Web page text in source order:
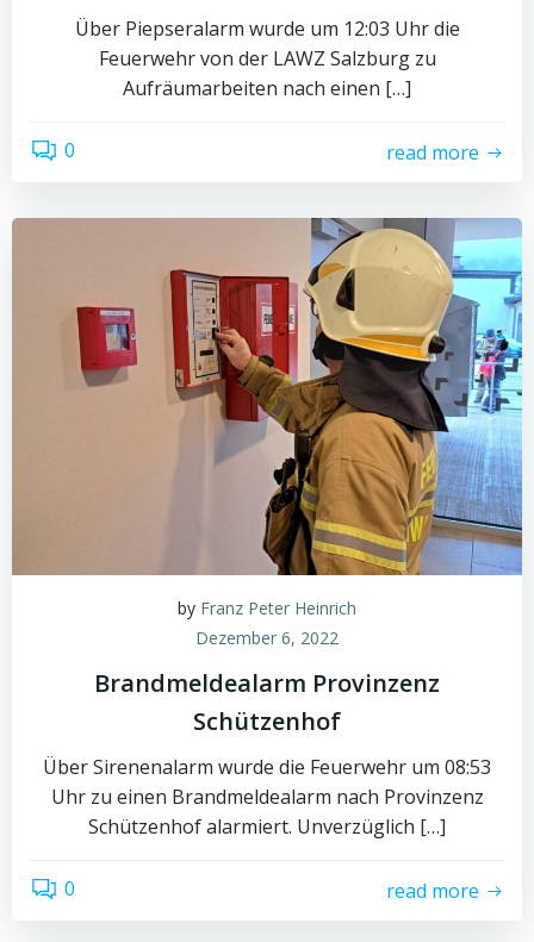
Über Piepseralarm wurde um 12:03 Uhr die
Feuerwehr von der LAWZ Salzburg zu
Aufräumarbeiten nach einen […]
0 read more
by Franz Peter Heinrich
Dezember 6, 2022
Brandmeldealarm Provinzenz
Schützenhof
Über Sirenenalarm wurde die Feuerwehr um 08:53
Uhr zu einen Brandmeldealarm nach Provinzenz
Schützenhof alarmiert. Unverzüglich […]
0 read more